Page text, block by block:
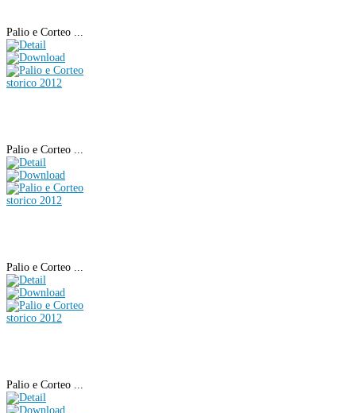
Palio e Corteo ...
Palio e Corteo ...
Palio e Corteo ...
Palio e Corteo ...